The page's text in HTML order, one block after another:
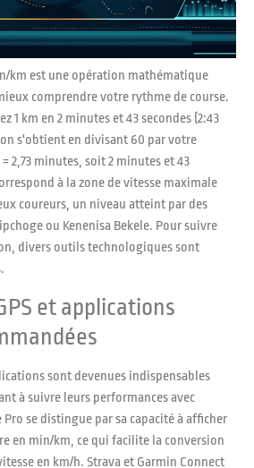
km est une opération mathématique
comprendre votre rythme de course.
1 km en 2 minutes et 43 secondes (2:43
s'obtient en divisant 60 par votre
2,73 minutes, soit 2 minutes et 43
à la zone de vitesse maximale
coureurs, un niveau atteint par des
ou Kenenisa Bekele. Pour suivre
divers outils technologiques sont
et applications
sont devenues indispensables
à suivre leurs performances avec
Pro se distingue par sa capacité à afficher
en min/km, ce qui facilite la conversion
en km/h. Strava et Garmin Connect